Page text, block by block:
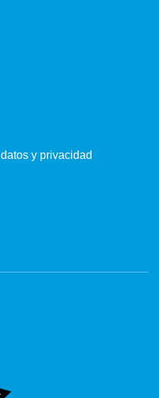
y privacidad